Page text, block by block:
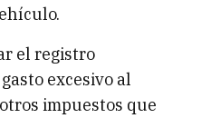
el registro
excesivo al
impuestos que